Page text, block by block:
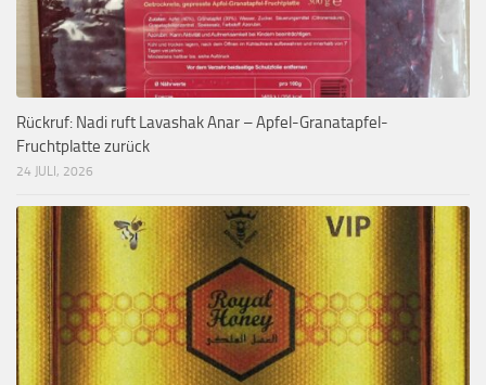
Rückruf: Nadi ruft Lavashak Anar – Apfel-Granatapfel-
Fruchtplatte zurück
24 JULI, 2026